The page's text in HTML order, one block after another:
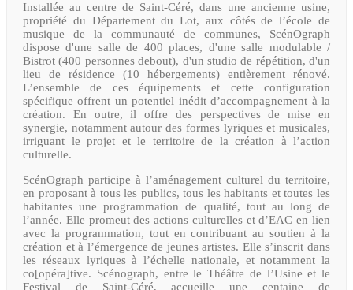
Installée au centre de Saint-Céré, dans une ancienne usine,
propriété du Département du Lot, aux côtés de l’école de
musique de la communauté de communes, ScénOgraph
dispose d'une salle de 400 places, d'une salle modulable /
Bistrot (400 personnes debout), d'un studio de répétition, d'un
lieu de résidence (10 hébergements) entièrement rénové.
L’ensemble de ces équipements et cette configuration
spécifique offrent un potentiel inédit d’accompagnement à la
création. En outre, il offre des perspectives de mise en
synergie, notamment autour des formes lyriques et musicales,
irriguant le projet et le territoire de la création à l’action
culturelle.
ScénOgraph participe à l’aménagement culturel du territoire,
en proposant à tous les publics, tous les habitants et toutes les
habitantes une programmation de qualité, tout au long de
l’année. Elle promeut des actions culturelles et d’EAC en lien
avec la programmation, tout en contribuant au soutien à la
création et à l’émergence de jeunes artistes. Elle s’inscrit dans
les réseaux lyriques à l’échelle nationale, et notamment la
co[opéra]tive. Scénograph, entre le Théâtre de l’Usine et le
Festival de Saint-Céré, accueille une centaine de